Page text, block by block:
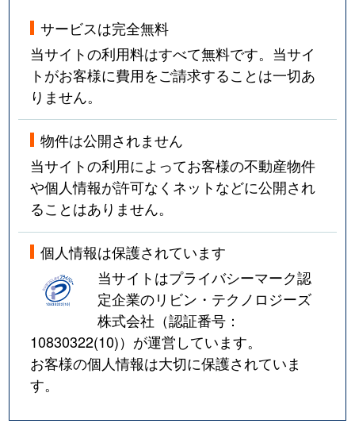
サービスは完全無料
当サイトの利用料はすべて無料です。当サイ
トがお客様に費用をご請求することは一切あ
りません。
物件は公開されません
当サイトの利用によってお客様の不動産物件
や個人情報が許可なくネットなどに公開され
ることはありません。
個人情報は保護されています
当サイトはプライバシーマーク認
定企業のリビン・テクノロジーズ
株式会社（認証番号：
10830322(10)）が運営しています。
お客様の個人情報は大切に保護されていま
す。